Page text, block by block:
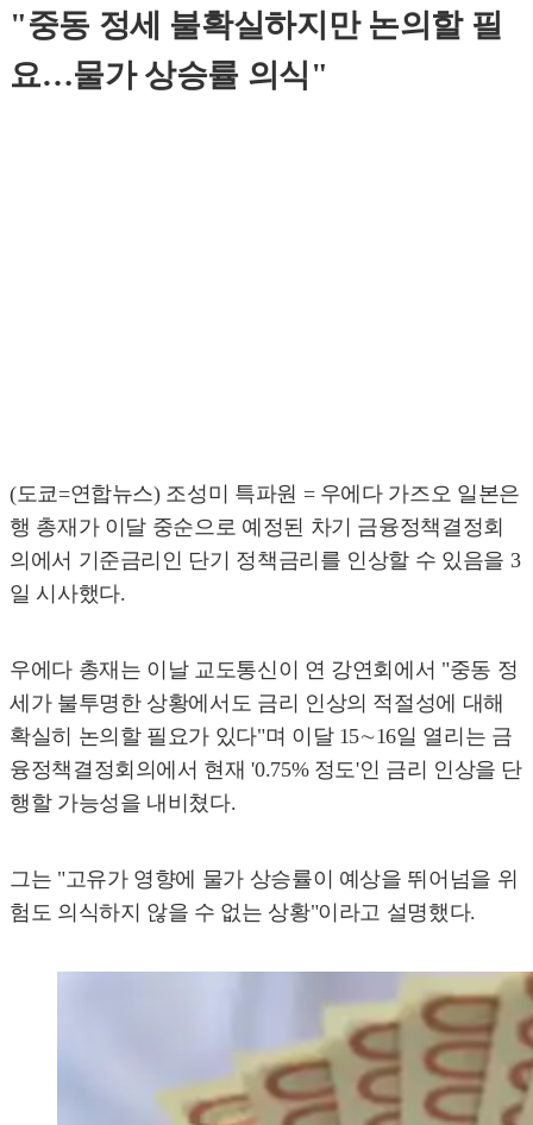
"중동 정세 불확실하지만 논의할 필
요…물가 상승률 의식"
(도쿄=연합뉴스) 조성미 특파원 = 우에다 가즈오 일본은
행 총재가 이달 중순으로 예정된 차기 금융정책결정회
의에서 기준금리인 단기 정책금리를 인상할 수 있음을 3
일 시사했다.
우에다 총재는 이날 교도통신이 연 강연회에서 "중동 정
세가 불투명한 상황에서도 금리 인상의 적절성에 대해
확실히 논의할 필요가 있다"며 이달 15∼16일 열리는 금
융정책결정회의에서 현재 '0.75% 정도'인 금리 인상을 단
행할 가능성을 내비쳤다.
그는 "고유가 영향에 물가 상승률이 예상을 뛰어넘을 위
험도 의식하지 않을 수 없는 상황"이라고 설명했다.